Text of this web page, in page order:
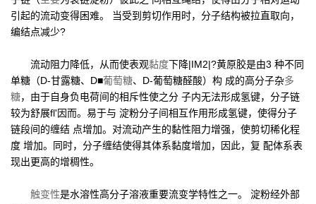
引起的流动变得困难。 当受到剪切作用时，分子结构被拉直取向，
编结点减少?
流动阻力降低，从而使表观黏度下降|IM2|?黄原胶是由3 种不同
单糖（D-甘露糖、D■葡萄糖、D-葡萄糖醛酸）构 成的高分子杂多
糖，由于自身负电荷间的相斥性使之分 子内无法形成氢键，分子链
较为舒展fl'因而。易于与 淀粉分子间相互作用形成氢键，使得分子
链段间的缠结 点增加。对流动产生的黏性阻力增强，使剪切稀化程
度 增加。同时，分子缠结使得其体系黏度增加，因此，复 配体系表
现出更高的增稠性。
触变性是水溶性高分子溶液重要流变学特性之一。 淀粉经外部